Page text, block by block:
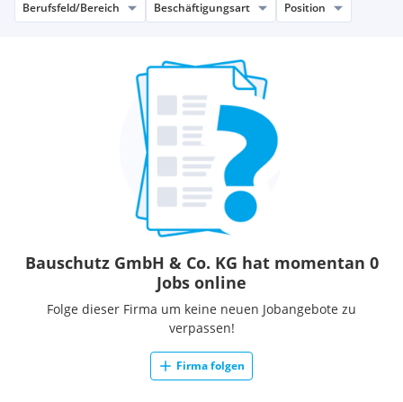
Berufsfeld/Bereich Beschäftigungsart Position
Bauschutz GmbH & Co. KG hat momentan 0
Jobs online
Folge dieser Firma um keine neuen Jobangebote zu
verpassen!
Firma folgen